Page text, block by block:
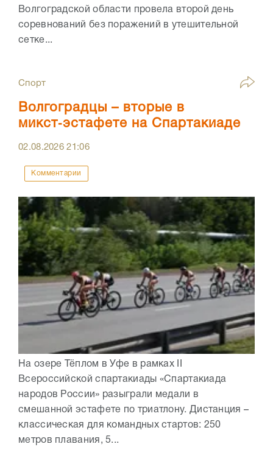
Волгоградской области провела второй день
соревнований без поражений в утешительной
сетке...
Спорт
Волгоградцы – вторые в
микст‑эстафете на Спартакиаде
02.08.202621:06
Комментарии
На озере Тёплом в Уфе в рамках II
Всероссийской спартакиады «Спартакиада
народов России» разыграли медали в
смешанной эстафете по триатлону. Дистанция –
классическая для командных стартов: 250
метров плавания, 5...